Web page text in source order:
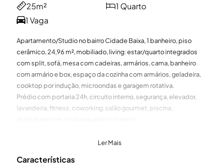
25m²
1 Quarto
1 Vaga
Apartamento/Studio no bairro Cidade Baixa, 1 banheiro, piso
cerâmico, 24,96 m², mobiliado, living: estar/quarto integrados
com split, sofá, mesa com cadeiras, armários, cama, banheiro
com armário e box, espaço da cozinha com armários, geladeira,
cooktop por indução, microondas e garagem rotativa.
Prédio com portaria 24h, circuito interno, segurança, elevador,
lavanderia, fitness, coworking, salão gourmet, piscina,
CONHEÇA O BAIRRO CIDADE BAIXA
Localização e arredores
Ler Mais
Características